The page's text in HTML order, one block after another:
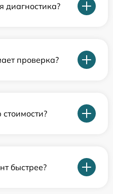
диагностика?
проверка?
быстрее?